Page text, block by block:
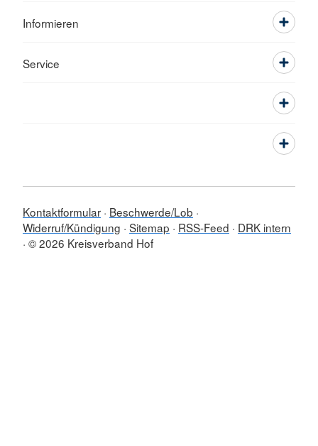
Informieren
Service
Kontaktformular Beschwerde/Lob
Widerruf/Kündigung Sitemap RSS-Feed
DRK intern
© 2026 Kreisverband Hof